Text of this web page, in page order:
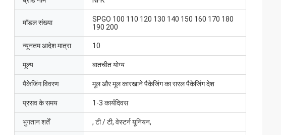
मॉडल संख्या
SPGO 100 110 120 130 140 150 160 170 180
190 200
न्यूनतम आदेश मात्रा 10
मूल्य बातचीत योग्य
पैकेजिंग विवरण मूल और मूल कारखाने पैकेजिंग का सरल पैकेजिंग देश
प्रसव के समय 1-3 कार्यदिवस
भुगतान शर्तें , टी / टी, वेस्टर्न यूनियन,